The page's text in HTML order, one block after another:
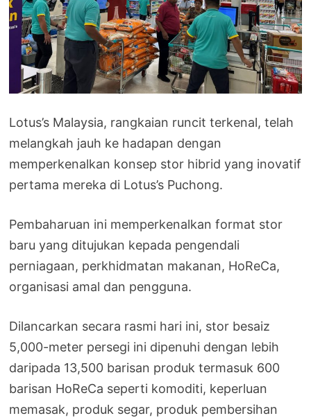
Lotus’s Malaysia, rangkaian runcit terkenal, telah
melangkah jauh ke hadapan dengan
memperkenalkan konsep stor hibrid yang inovatif
pertama mereka di Lotus’s Puchong.
Pembaharuan ini memperkenalkan format stor
baru yang ditujukan kepada pengendali
perniagaan, perkhidmatan makanan, HoReCa,
organisasi amal dan pengguna.
Dilancarkan secara rasmi hari ini, stor besaiz
5,000-meter persegi ini dipenuhi dengan lebih
daripada 13,500 barisan produk termasuk 600
barisan HoReCa seperti komoditi, keperluan
memasak, produk segar, produk pembersihan